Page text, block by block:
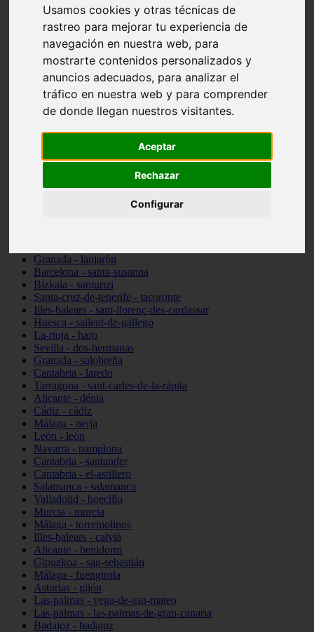
Usamos cookies y otras técnicas de
rastreo para mejorar tu experiencia de
navegación en nuestra web, para
mostrarte contenidos personalizados y
anuncios adecuados, para analizar el
tráfico en nuestra web y para comprender
de donde llegan nuestros visitantes.
Aceptar
Rechazar
Configurar
Málaga - júzcar
Huesca - alquézar
Huesca - castejón-de-sos
Lleida - alt-àneu
Córdoba - almedinilla
Navarra - zangoza
Cantabria - arenas-de-iguña
Barcelona - la-pobla-de-lillet
Murcia - cartagena
Madrid - nuevo-baztán
Granada - lanjarón
Barcelona - santa-susanna
Bizkaia - santurtzi
Santa-cruz-de-tenerife - tacoronte
Illes-balears - sant-llorenç-des-cardassar
Huesca - sallent-de-gállego
La-rioja - haro
Sevilla - dos-hermanas
Granada - salobreña
Cantabria - laredo
Tarragona - sant-carles-de-la-ràpita
Alicante - dénia
Cádiz - cádiz
Málaga - nerja
León - león
Navarra - pamplona
Cantabria - santander
Cantabria - el-astillero
Salamanca - salamanca
Valladolid - boecillo
Murcia - murcia
Málaga - torremolinos
Illes-balears - calvià
Alicante - benidorm
Gipuzkoa - san-sebastián
Málaga - fuengirola
Asturias - gijón
Las-palmas - vega-de-san-mateo
Las-palmas - las-palmas-de-gran-canaria
Badajoz - badajoz